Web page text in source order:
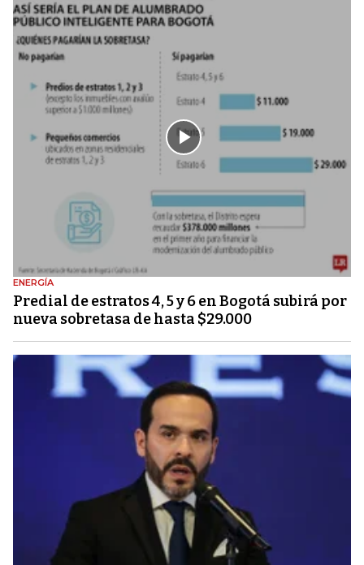
ENERGÍA
Predial de estratos 4, 5 y 6 en Bogotá subirá por
nueva sobretasa de hasta $29.000